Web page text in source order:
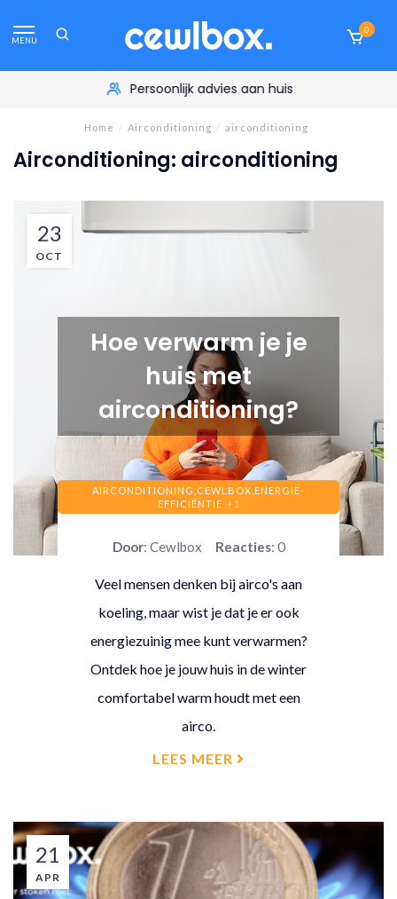
MENU
0
Persoonlijk advies aan huis
Home / Airconditioning / airconditioning
Airconditioning: airconditioning
23
OCT
Hoe verwarm je je
huis met
airconditioning?
AIRCONDITIONING, CEWLBOX, ENERGIE-
EFFICIËNTIE +1
Door: Cewlbox Reacties: 0
Veel mensen denken bij airco's aan
koeling, maar wist je dat je er ook
energiezuinig mee kunt verwarmen?
Ontdek hoe je jouw huis in de winter
comfortabel warm houdt met een
airco.
LEES MEER
21
APR